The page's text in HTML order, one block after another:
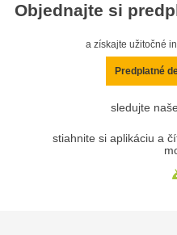
Objednajte si
a získajte užitočné
Predplatné
sledujte
stiahnite si aplikáciu a